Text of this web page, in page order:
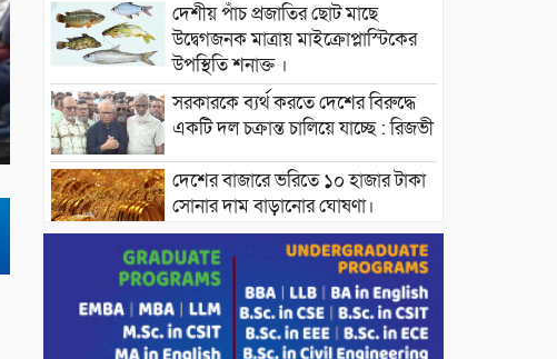
দেশীয় পাঁচ প্রজাতির ছোট মাছে
উদ্বেগজনক মাত্রায় মাইক্রোপ্লাস্টিকের
উপস্থিতি শনাক্ত ।
সরকারকে ব্যর্থ করতে দেশের বিরুদ্ধে
একটি দল চক্রান্ত চালিয়ে যাচ্ছে : রিজভী
দেশের বাজারে ভরিতে ১০ হাজার টাকা
সোনার দাম বাড়ানোর ঘোষণা।
ভারপ্রাপ্ত রাষ্ট্রপতি হাফিজ উদ্দিন
আহমদের সাথে এইচটি বাংলা অনলাইন
পোর্টাল ও আইপি টিভির সম্পাদক মোঃ
ইসমাইল হোসেনের সৌজন্য সাক্ষাৎ।